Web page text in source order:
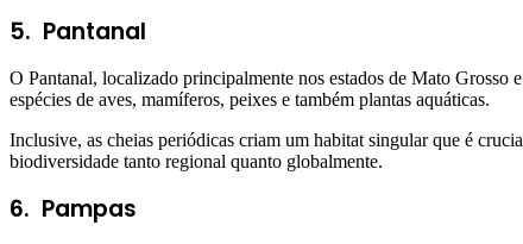
5. Pantanal
O Pantanal, localizado principalmente nos estados de Mato Grosso
espécies de aves, mamíferos, peixes e também plantas aquáticas.
Inclusive, as cheias periódicas criam um habitat singular que é
biodiversidade tanto regional quanto globalmente.
6. Pampas